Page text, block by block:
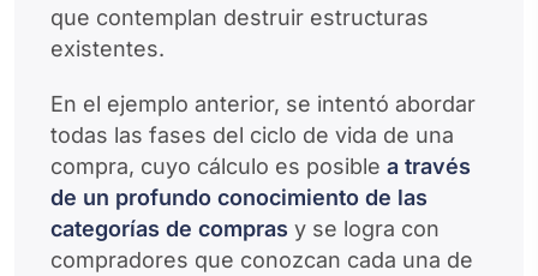
que contemplan destruir estructuras
existentes.
En el ejemplo anterior, se intentó abordar
todas las fases del ciclo de vida de una
compra, cuyo cálculo es posible a través
de un profundo conocimiento de las
categorías de compras y se logra con
compradores que conozcan cada una de